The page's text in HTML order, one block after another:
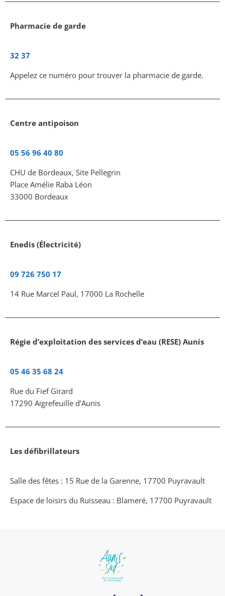
Pharmacie de garde
32 37
Appelez ce numéro pour trouver la pharmacie de garde.
Centre antipoison
05 56 96 40 80
CHU de Bordeaux, Site Pellegrin
Place Amélie Raba Léon
33000 Bordeaux
Enedis (Électricité)
09 726 750 17
14 Rue Marcel Paul, 17000 La Rochelle
Régie d’exploitation des services d’eau (RESE) Aunis
05 46 35 68 24
Rue du Fief Girard
17290 Aigrefeuille d’Aunis
Les défibrillateurs
Salle des fêtes : 15 Rue de la Garenne, 17700 Puyravault
Espace de loisirs du Ruisseau : Blameré, 17700 Puyravault